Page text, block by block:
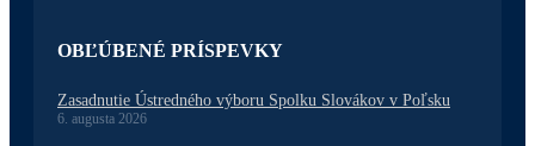
OBĽÚBENÉ PRÍSPEVKY
Zasadnutie Ústredného výboru Spolku Slovákov v Poľsku
6. augusta 2026